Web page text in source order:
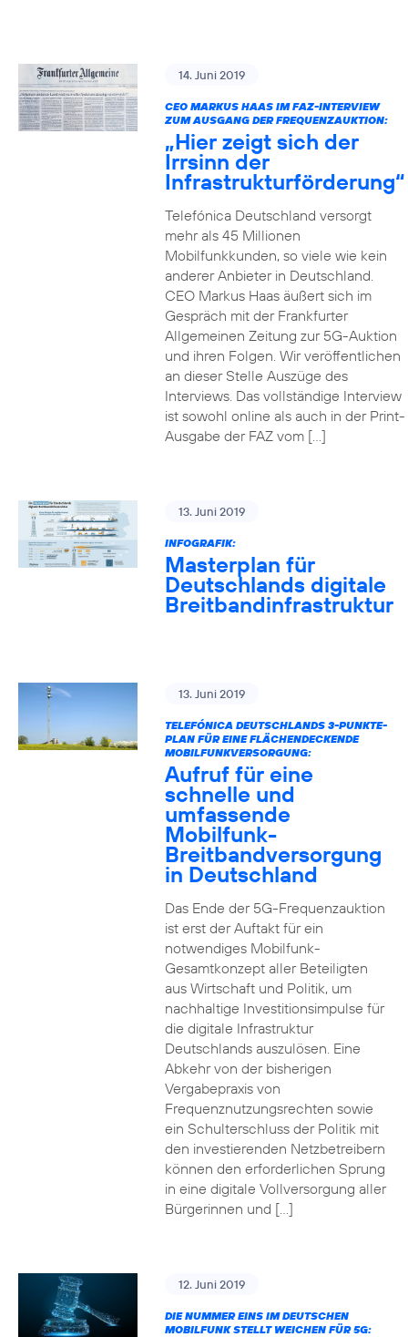
14. Juni 2019
CEO MARKUS HAAS IM FAZ-INTERVIEW
ZUM AUSGANG DER FREQUENZAUKTION:
„Hier zeigt sich der
Irrsinn der
Infrastrukturförderung“
Telefónica Deutschland versorgt
mehr als 45 Millionen
Mobilfunkkunden, so viele wie kein
anderer Anbieter in Deutschland.
CEO Markus Haas äußert sich im
Gespräch mit der Frankfurter
Allgemeinen Zeitung zur 5G-Auktion
und ihren Folgen. Wir veröffentlichen
an dieser Stelle Auszüge des
Interviews. Das vollständige Interview
ist sowohl online als auch in der Print-
Ausgabe der FAZ vom […]
13. Juni 2019
INFOGRAFIK:
Masterplan für
Deutschlands digitale
Breitbandinfrastruktur
13. Juni 2019
TELEFÓNICA DEUTSCHLANDS 3-PUNKTE-
PLAN FÜR EINE FLÄCHENDECKENDE
MOBILFUNKVERSORGUNG:
Aufruf für eine
schnelle und
umfassende
Mobilfunk-
Breitbandversorgung
in Deutschland
Das Ende der 5G-Frequenzauktion
ist erst der Auftakt für ein
notwendiges Mobilfunk-
Gesamtkonzept aller Beteiligten
aus Wirtschaft und Politik, um
nachhaltige Investitionsimpulse für
die digitale Infrastruktur
Deutschlands auszulösen. Eine
Abkehr von der bisherigen
Vergabepraxis von
Frequenznutzungsrechten sowie
ein Schulterschluss der Politik mit
den investierenden Netzbetreibern
können den erforderlichen Sprung
in eine digitale Vollversorgung aller
Bürgerinnen und […]
12. Juni 2019
DIE NUMMER EINS IM DEUTSCHEN
MOBILFUNK STELLT WEICHEN FÜR 5G: